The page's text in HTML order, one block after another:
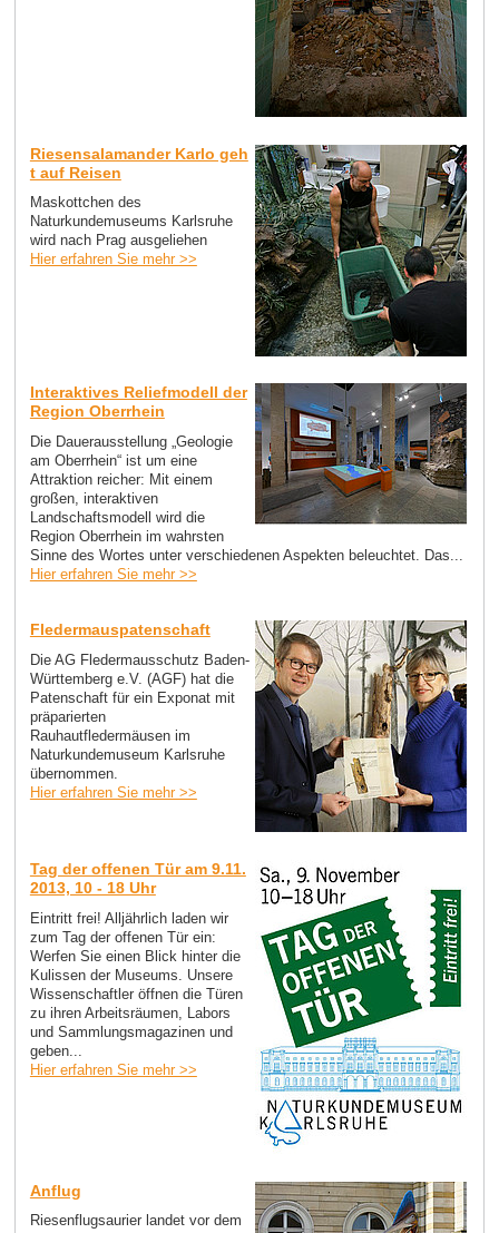
Riesensalamander Karlo geh
t auf Reisen
Maskottchen des
Naturkundemuseums Karlsruhe
wird nach Prag ausgeliehen
Hier erfahren Sie mehr >>
Interaktives Reliefmodell der
Region Oberrhein
Die Dauerausstellung „Geologie
am Oberrhein“ ist um eine
Attraktion reicher: Mit einem
großen, interaktiven
Landschaftsmodell wird die
Region Oberrhein im wahrsten
Sinne des Wortes unter verschiedenen Aspekten beleuchtet. Das...
Hier erfahren Sie mehr >>
Fledermauspatenschaft
Die AG Fledermausschutz Baden-
Württemberg e.V. (AGF) hat die
Patenschaft für ein Exponat mit
präparierten
Rauhautfledermäusen im
Naturkundemuseum Karlsruhe
übernommen.
Hier erfahren Sie mehr >>
Tag der offenen Tür am 9.11.
2013, 10 - 18 Uhr
Eintritt frei! Alljährlich laden wir
zum Tag der offenen Tür ein:
Werfen Sie einen Blick hinter die
Kulissen der Museums. Unsere
Wissenschaftler öffnen die Türen
zu ihren Arbeitsräumen, Labors
und Sammlungsmagazinen und
geben...
Hier erfahren Sie mehr >>
Anflug
Riesenflugsaurier landet vor dem